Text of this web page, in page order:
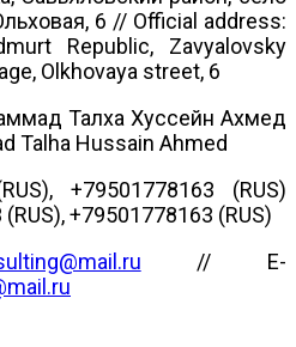
6 // Official address:
Republic, Zavyalovsky
Olkhovaya street, 6
Талха Хуссейн Ахмед
Talha Hussain Ahmed
+79501778163 (RUS)
+79501778163 (RUS)
// E-